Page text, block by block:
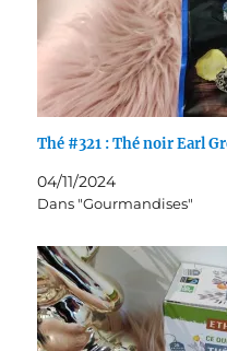
Thé #321 : Thé noir Earl
04/11/2024
Dans "Gourmandises"